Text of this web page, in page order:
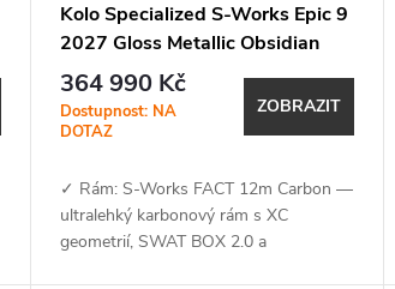
Kolo Specialized S-Works Epic 9
2027 Gloss Metallic Obsidian
Multi Color Dry Impasto
364 990 Kč
Dostupnost: NA
DOTAZ
ZOBRAZIT
✓ Rám: S-Works FACT 12m Carbon —
ultralehký karbonový rám s XC
geometrií, SWAT BOX 2.0 a